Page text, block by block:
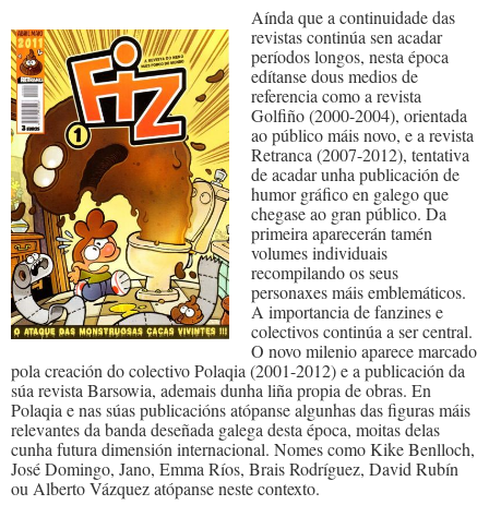
Aínda que a continuidade das
revistas continúa sen acadar
períodos longos, nesta época
edítanse dous medios de
referencia como a revista
Golfiño (2000-2004), orientada
ao público máis novo, e a revista
Retranca (2007-2012), tentativa
de acadar unha publicación de
humor gráfico en galego que
chegase ao gran público. Da
primeira aparecerán tamén
volumes individuais
recompilando os seus
personaxes máis emblemáticos.
A importancia de fanzines e
colectivos continúa a ser central.
O novo milenio aparece marcado
pola creación do colectivo Polaqia (2001-2012) e a publicación da
súa revista Barsowia, ademais dunha liña propia de obras. En
Polaqia e nas súas publicacións atópanse algunhas das figuras máis
relevantes da banda deseñada galega desta época, moitas delas
cunha futura dimensión internacional. Nomes como Kike Benlloch,
José Domingo, Jano, Emma Ríos, Brais Rodríguez, David Rubín
ou Alberto Vázquez atópanse neste contexto.